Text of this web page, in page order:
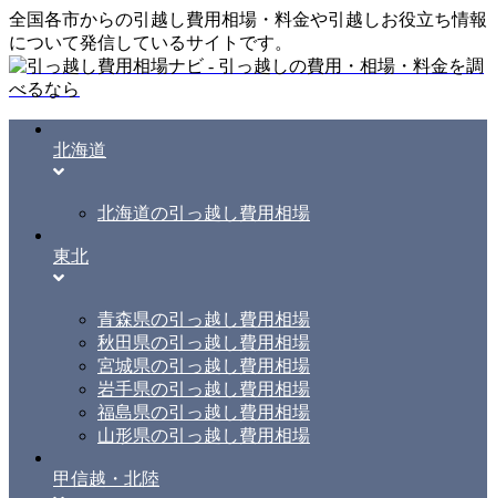
全国各市からの引越し費用相場・料金や引越しお役立ち情報
について発信しているサイトです。
北海道
北海道の引っ越し費用相場
東北
青森県の引っ越し費用相場
秋田県の引っ越し費用相場
宮城県の引っ越し費用相場
岩手県の引っ越し費用相場
福島県の引っ越し費用相場
山形県の引っ越し費用相場
甲信越・北陸